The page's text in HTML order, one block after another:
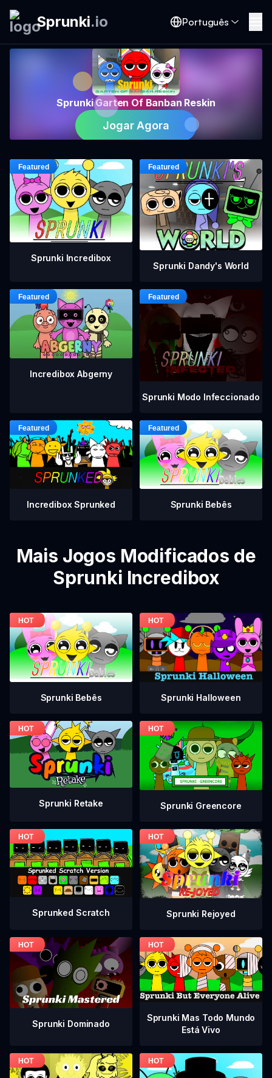
Sprunki.io Português
Sprunki Garten Of Banban Reskin
Jogar Agora
Sprunki Incredibox
Sprunki Dandy's World
Incredibox Abgerny
Sprunki Modo Infeccionado
Incredibox Sprunked Sprunki Bebês
Mais Jogos Modificados de
Sprunki Incredibox
Sprunki Bebês Sprunki Halloween
Sprunki Retake Sprunki Greencore
Sprunked Scratch Sprunki Rejoyed
Sprunki Dominado
Sprunki Mas Todo Mundo
Está Vivo